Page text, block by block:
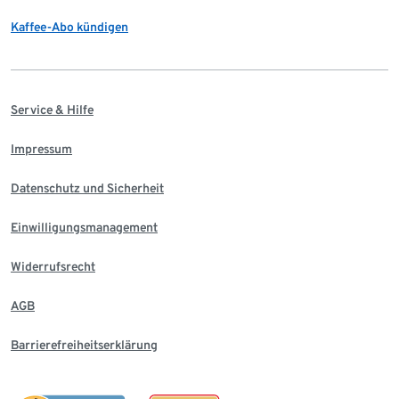
Kaffee-Abo kündigen
Service & Hilfe
Impressum
Datenschutz und Sicherheit
Einwilligungsmanagement
Widerrufsrecht
AGB
Barrierefreiheitserklärung